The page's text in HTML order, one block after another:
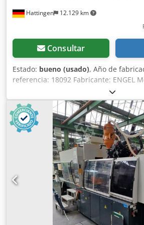
Hattingen 12.129 km
Consultar
Estado: bueno (usado), Año de
referencia: 18092 Fabricante: ENGEL
200W / 300HL-2F Año de fabricación:
Fuerza de cierre: 300 toneladas
mm Dimensión de las placas (an x alt):
Unidad de inyección Diámetro del
Volumen de inyección: 735 + 135 cm³
Ahlsf Peso de inyección PS: 662 + 122 g
inyección: 1834 + 1620 bar
Dimensiones LxAxA: 7,75 x 2,35 x 2,6 m
máquina: 24.780 kg Información
1350H200W/300HL-2F — Máquina de
2K Se ofrece esta máquina de moldeo
reconocido fabricante austriaco
fuerza de cierre de 300 toneladas y